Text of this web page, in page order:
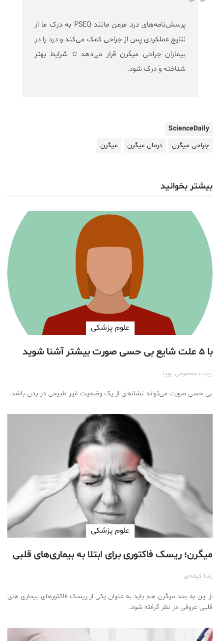
پرسش‌نامه‌های درد مزمن مانند PSEQ به درک ما از
نتایج عملکردی پس از جراحی کمک می‌کند و درد را در
بیماران جراحی میگرن قرار می‌دهد تا شرایط بهتر
شناخته و درک شود.
ScienceDaily
جراحی میگرن
درمان میگرن میگرن
بیشتر بخوانید
علوم پزشكی
با ۵ علت شایع بی حسی صورت بیشتر آشنا شوید
زینب معصومی پویا
بی حسی صورت می‌تواند نشانه‌ای از یک وضعیت غیر طبیعی در بدن باشد.
علوم پزشكی
میگرن؛ ریسک فاکتوری برای ابتلا به بیماری‌های قلبی
رضا کوفه‌ای
از این به بعد میگرن هم باید به عنوان یکی از ریسک فاکتورهای بیماری های
قلبی-عروقی در نظر گرفته شود.